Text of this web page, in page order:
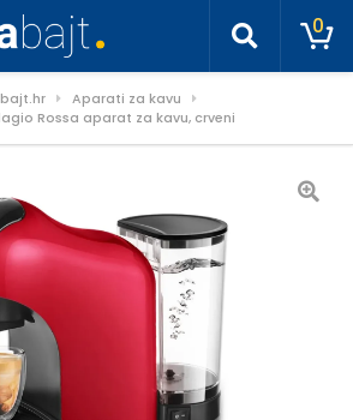
0
Aparati za kavu
Rossa aparat za kavu, crveni